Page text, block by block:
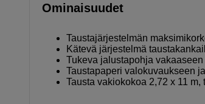
Ominaisuudet
Taustajärjestelmän
Kätevä järjestelmä
Tukeva jalustapohja
Taustapaperi valokuvaukseen
Tausta vakiokokoa 2,72 x 11 m,